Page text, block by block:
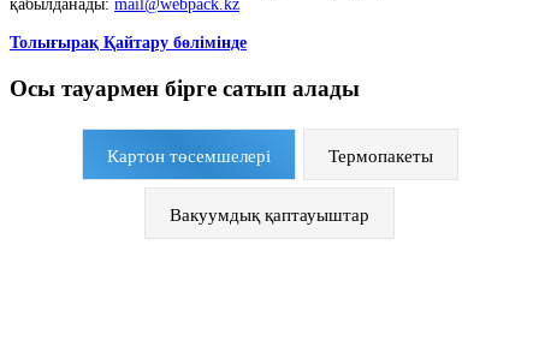
қабылданады: mail@webpack.kz
Толығырақ Қайтару бөлімінде
Осы тауармен бірге сатып алады
Картон төсемшелері Термопакеты
Вакуумдық қаптауыштар